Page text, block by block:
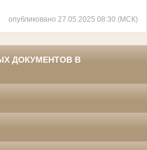
опубликовано 27.05.2025 08:30 (МСК)
ДОКУМЕНТОВ В